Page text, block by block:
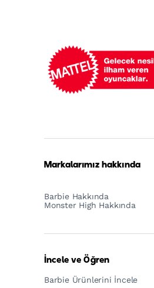
Markalarımız hakkında
Barbie Hakkında
Monster High Hakkında
İncele ve Öğren
Barbie Ürünlerini İncele